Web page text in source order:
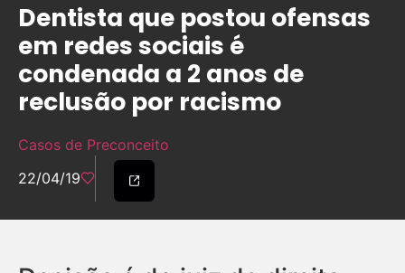
Dentista que postou ofensas
em redes sociais é
condenada a 2 anos de
reclusão por racismo
Casos de Preconceito
22/04/19